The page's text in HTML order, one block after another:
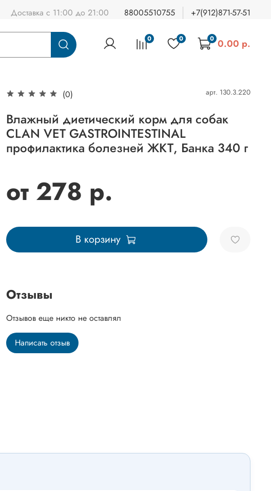
Доставка с 11:00 до 21:00 88005510755 +7(912)871-57-51
0 0 0 0.00 р.
(0)
арт. 130.3.220
Влажный диетический корм для собак
CLAN VET GASTROINTESTINAL
профилактика болезней ЖКТ, Банка 340 г
от 278 р.
В корзину
Отзывы
Отзывов еще никто не оставлял
Написать отзыв